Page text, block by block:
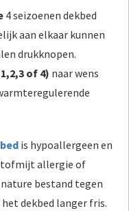
4 seizoenen dekbed
aan elkaar kunnen
drukknopen.
of 4) naar wens
is hypoallergeen en
allergie of
bestand tegen
dekbed langer fris.